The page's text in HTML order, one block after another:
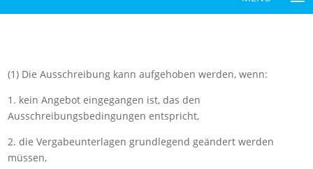
(1) Die Ausschreibung kann aufgehoben werden, wenn:
1. kein Angebot eingegangen ist, das den
Ausschreibungsbedingungen entspricht,
2. die Vergabeunterlagen grundlegend geändert werden
müssen,